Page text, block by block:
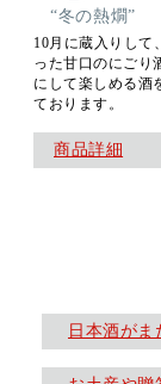
“冬の熱燗”
10月に蔵入りして
った甘口のにごり
にして楽しめる酒
ております。
商品詳細
日本酒が